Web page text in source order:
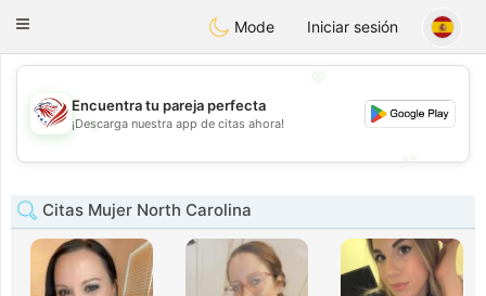
StatesDating
Toggle
Mode Iniciar sesión
💖
💕
Encuentra tu pareja perfecta
¡Descarga nuestra app de citas ahora!
Citas Mujer North Carolina